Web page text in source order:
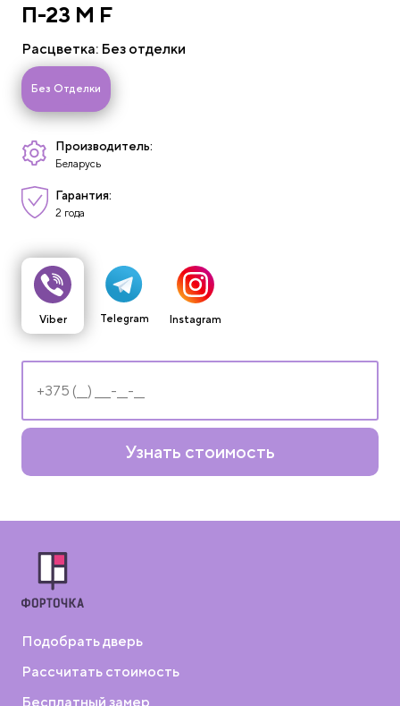
П-23 M F
Расцветка: Без отделки
Без Отделки
Производитель:
Беларусь
Гарантия:
2 года
Viber Telegram Instagram
Узнать стоимость
Подобрать дверь
Рассчитать стоимость
Бесплатный замер